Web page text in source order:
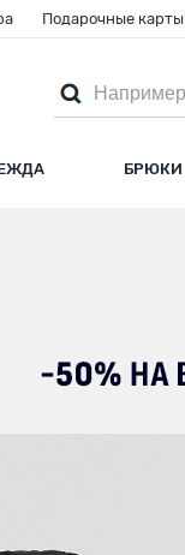
БРЮКИ
Подарочные карты